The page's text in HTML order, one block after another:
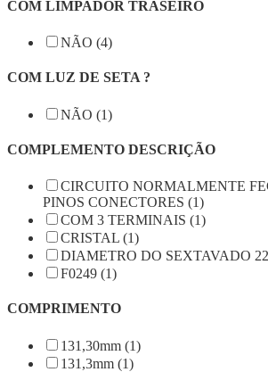
COM LIMPADOR TRASEIRO
NÃO (4)
COM LUZ DE SETA ?
NÃO (1)
COMPLEMENTO DESCRIÇÃO
CIRCUITO NORMALMENTE
PINOS CONECTORES (1)
COM 3 TERMINAIS (1)
CRISTAL (1)
DIAMETRO DO SEXTAVADO
F0249 (1)
COMPRIMENTO
131,30mm (1)
131,3mm (1)